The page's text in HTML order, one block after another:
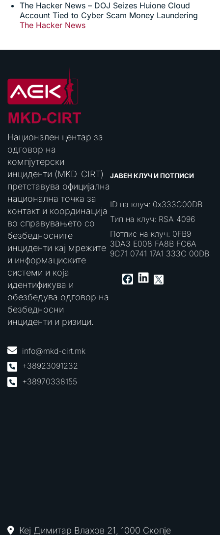
The Hacker News – DOJ Seizes Huione Cloud
Account Tied to Cyber Scam Money Laundering
The Hacker News
Национален центар за
одговор на
компјутерски
инциденти (MKD-CIRT)
претставува официјална
национална точка за
контакт и координација
во справувањето со
безбедносните
инциденти кај мрежите
и информациските
системи и која
идентификува и
обезбедува одговор на
безбедносни
инциденти и ризици.
info@mkd-cirt.mk
+38923091232
+38970338155
ЈАВЕН КЛУЧ И ПОТПИСИ
ID на клуч: 0x333C00DB
Тип на клуч: RSA 4096
Потпис на клуч: 0FB9
3DA3 E008 FA8B FC6A
9C71 0741 17A1 333C 00DB
Facebook
LinkedIn
X
Кеј Димитар Влахов 21, 1000 Скопје